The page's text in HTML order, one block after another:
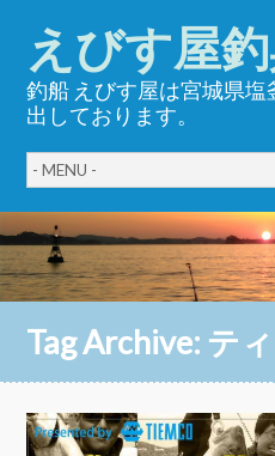
えびす屋
釣船 えびす屋は宮城県
出しております。
Tag Archive: テ